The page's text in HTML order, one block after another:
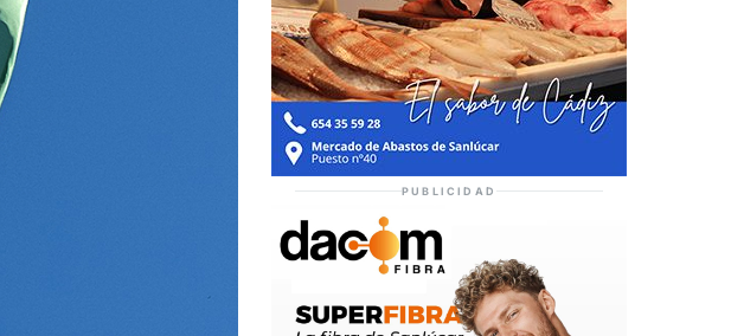
PUBLICIDAD